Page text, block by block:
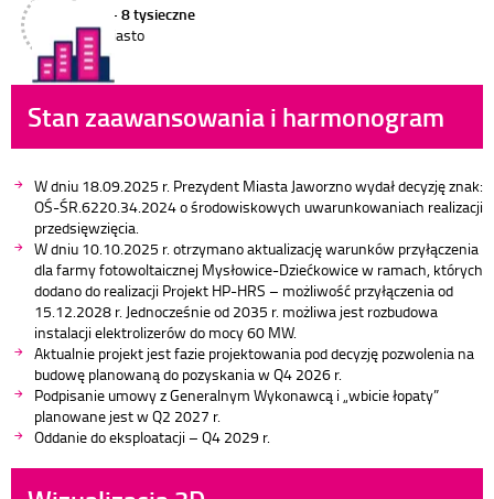
7 - 8 tysieczne
miasto
Stan zaawansowania i harmonogram
W dniu 18.09.2025 r. Prezydent Miasta Jaworzno wydał decyzję znak:
OŚ-ŚR.6220.34.2024 o środowiskowych uwarunkowaniach realizacji
przedsięwzięcia.
W dniu 10.10.2025 r. otrzymano aktualizację warunków przyłączenia
dla farmy fotowoltaicznej Mysłowice-Dziećkowice w ramach, których
dodano do realizacji Projekt HP-HRS – możliwość przyłączenia od
15.12.2028 r. Jednocześnie od 2035 r. możliwa jest rozbudowa
instalacji elektrolizerów do mocy 60 MW.
Aktualnie projekt jest fazie projektowania pod decyzję pozwolenia na
budowę planowaną do pozyskania w Q4 2026 r.
Podpisanie umowy z Generalnym Wykonawcą i „wbicie łopaty”
planowane jest w Q2 2027 r.
Oddanie do eksploatacji – Q4 2029 r.